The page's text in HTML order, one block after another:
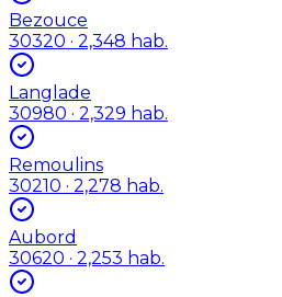
Bezouce
30320 · 2,348 hab.
Langlade
30980 · 2,329 hab.
Remoulins
30210 · 2,278 hab.
Aubord
30620 · 2,253 hab.